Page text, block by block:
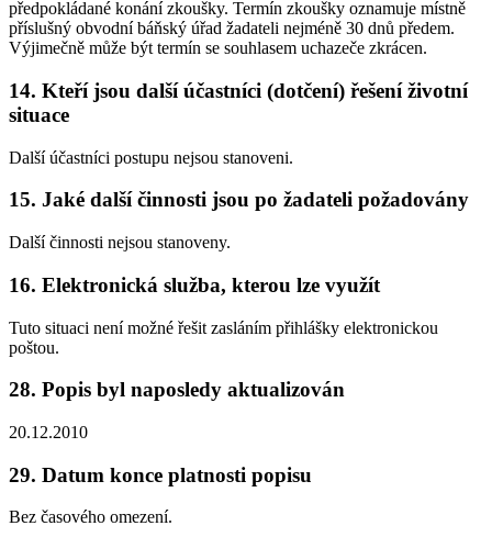
předpokládané konání zkoušky. Termín zkoušky oznamuje místně
příslušný obvodní báňský úřad žadateli nejméně 30 dnů předem.
Výjimečně může být termín se souhlasem uchazeče zkrácen.
14. Kteří jsou další účastníci (dotčení) řešení životní
situace
Další účastníci postupu nejsou stanoveni.
15. Jaké další činnosti jsou po žadateli požadovány
Další činnosti nejsou stanoveny.
16. Elektronická služba, kterou lze využít
Tuto situaci není možné řešit zasláním přihlášky elektronickou
poštou.
28. Popis byl naposledy aktualizován
20.12.2010
29. Datum konce platnosti popisu
Bez časového omezení.